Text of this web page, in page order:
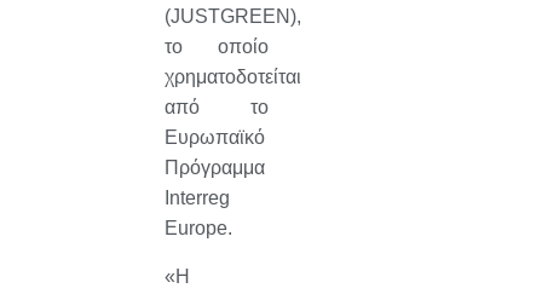
(JUSTGREEN),
το οποίο
χρηματοδοτείται
από το
Ευρωπαϊκό
Πρόγραμμα
Interreg
Europe.
«Η